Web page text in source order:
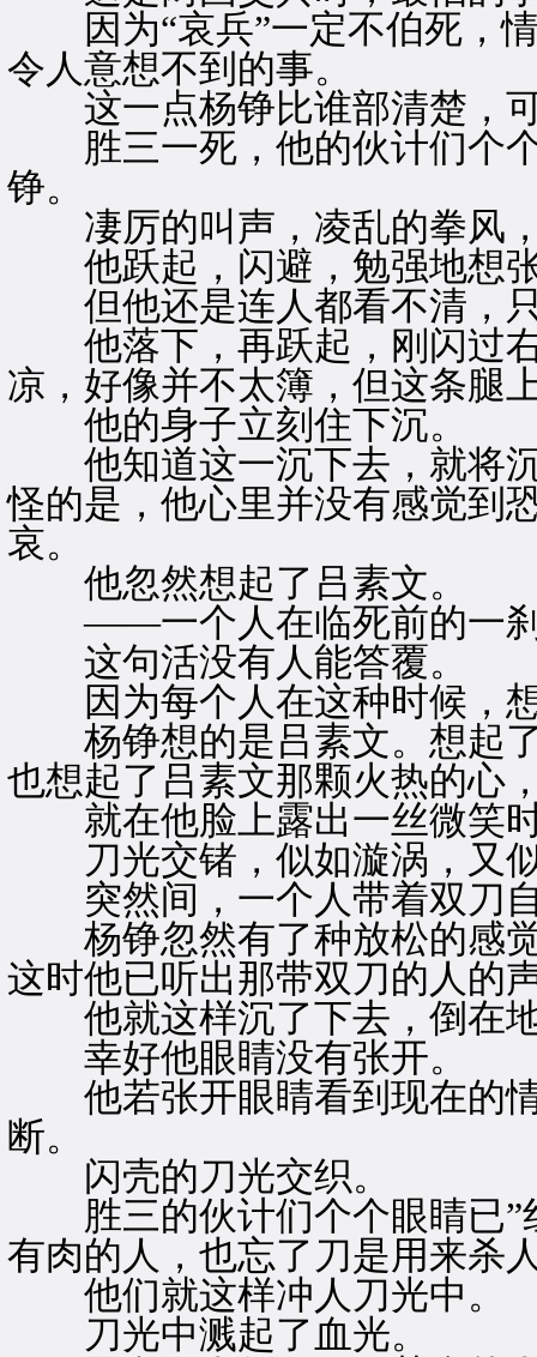
因为“哀兵”一定不伯死，情
令人意想不到的事。
这一点杨铮比谁部清楚，
胜三一死，他的伙计们个个
铮。
凄厉的叫声，凌乱的拳风，
他跃起，闪避，勉强地想
但他还是连人都看不清，
他落下，再跃起，刚闪过右
凉，好像并不太簿，但这条腿
他的身子立刻住下沉。
他知道这一沉下去，就将沉
怪的是，他心里并没有感觉到
哀。
他忽然想起了吕素文。
——一个人在临死前的一刹
这句活没有人能答覆。
因为每个人在这种时候，想
杨铮想的是吕素文。想起了
也想起了吕素文那颗火热的心
就在他脸上露出一丝微笑时
刀光交锗，似如漩涡，又似
突然间，一个人带着双刀自
杨铮忽然有了种放松的感觉
这时他已听出那带双刀的人的
他就这样沉了下去，倒在地
幸好他眼睛没有张开。
他若张开眼睛看到现在的情
断。
闪壳的刀光交织。
胜三的伙计们个个眼睛已”
有肉的人，也忘了刀是用来杀
他们就这样冲人刀光中。
刀光中溅起了血光。